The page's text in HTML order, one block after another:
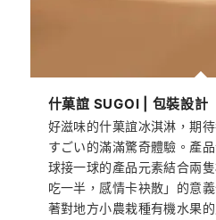
什菓誼 SUGOI | 包裝設計
好滋味的什菓誼冰淇淋，期
すごい的滿滿驚奇體驗。產
球接一球的產品元素結合兩
吃一半，感情卡袂散」的意
著對地方小農栽種有機水果